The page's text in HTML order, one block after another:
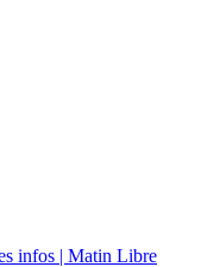
infos | Matin Libre